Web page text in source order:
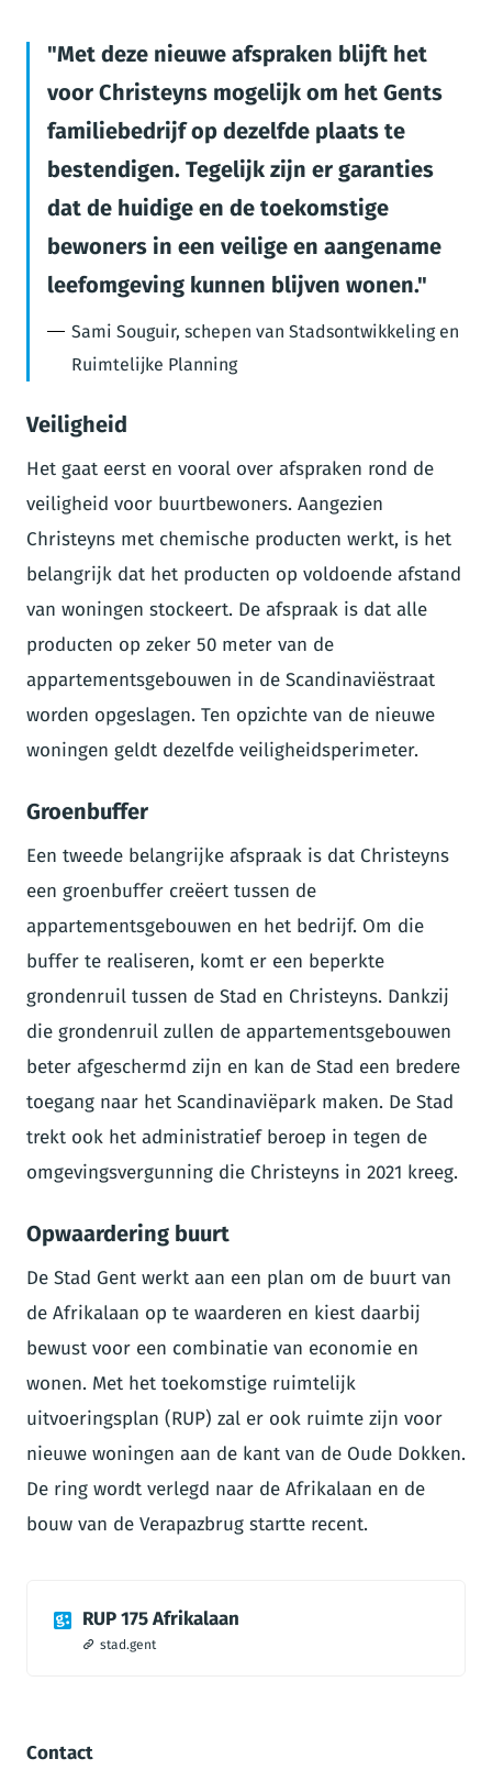
Met deze nieuwe afspraken blijft het
voor Christeyns mogelijk om het Gents
familiebedrijf op dezelfde plaats te
bestendigen. Tegelijk zijn er garanties
dat de huidige en de toekomstige
bewoners in een veilige en aangename
leefomgeving kunnen blijven wonen.
Sami Souguir, schepen van Stadsontwikkeling en
Ruimtelijke Planning
Veiligheid
Het gaat eerst en vooral over afspraken rond de
veiligheid voor buurtbewoners. Aangezien
Christeyns met chemische producten werkt, is het
belangrijk dat het producten op voldoende afstand
van woningen stockeert. De afspraak is dat alle
producten op zeker 50 meter van de
appartementsgebouwen in de Scandinaviëstraat
worden opgeslagen. Ten opzichte van de nieuwe
woningen geldt dezelfde veiligheidsperimeter.
Groenbuffer
Een tweede belangrijke afspraak is dat Christeyns
een groenbuffer creëert tussen de
appartementsgebouwen en het bedrijf. Om die
buffer te realiseren, komt er een beperkte
grondenruil tussen de Stad en Christeyns. Dankzij
die grondenruil zullen de appartementsgebouwen
beter afgeschermd zijn en kan de Stad een bredere
toegang naar het Scandinaviëpark maken. De Stad
trekt ook het administratief beroep in tegen de
omgevingsvergunning die Christeyns in 2021 kreeg.
Opwaardering buurt
De Stad Gent werkt aan een plan om de buurt van
de Afrikalaan op te waarderen en kiest daarbij
bewust voor een combinatie van economie en
wonen. Met het toekomstige ruimtelijk
uitvoeringsplan (RUP) zal er ook ruimte zijn voor
nieuwe woningen aan de kant van de Oude Dokken.
De ring wordt verlegd naar de Afrikalaan en de
bouw van de Verapazbrug startte recent.
RUP 175 Afrikalaan
stad.gent
Contact